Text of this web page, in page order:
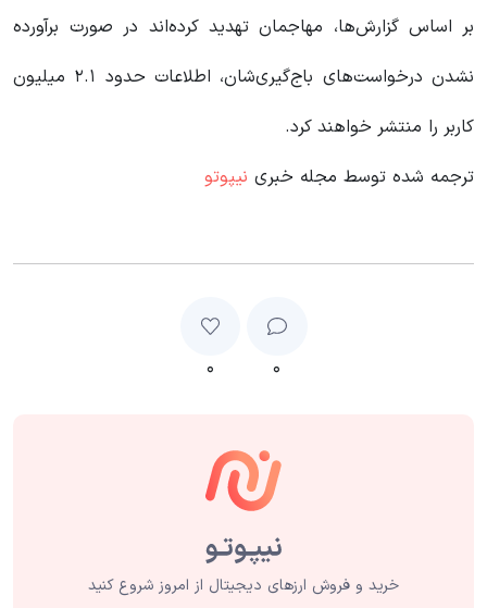
بر اساس گزارش‌ها، مهاجمان تهدید کرده‌اند در صورت برآورده
نشدن درخواست‌های باج‌گیری‌شان، اطلاعات حدود ۲.۱ میلیون
کاربر را منتشر خواهند کرد.
ترجمه شده توسط مجله خبری نیپوتو
۰ ۰
خرید و فروش ارزهای دیجیتال از امروز شروع کنید